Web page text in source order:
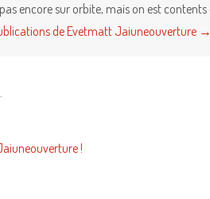
encore sur orbite, mais on est
de Evetmatt Jaiuneouverture →
!